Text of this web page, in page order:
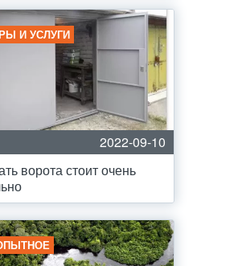
И УСЛУГИ
2022-09-10
ворота стоит очень